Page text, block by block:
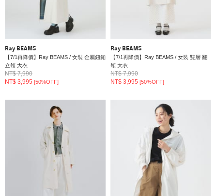
Ray BEAMS
【7/1再降價】Ray BEAMS / 女裝 金屬鈕釦
立領 大衣
NT$ 7,990
NT$ 3,995 [50%OFF]
Ray BEAMS
【7/1再降價】Ray BEAMS / 女裝 雙層 翻
領 大衣
NT$ 7,990
NT$ 3,995[50%OFF]